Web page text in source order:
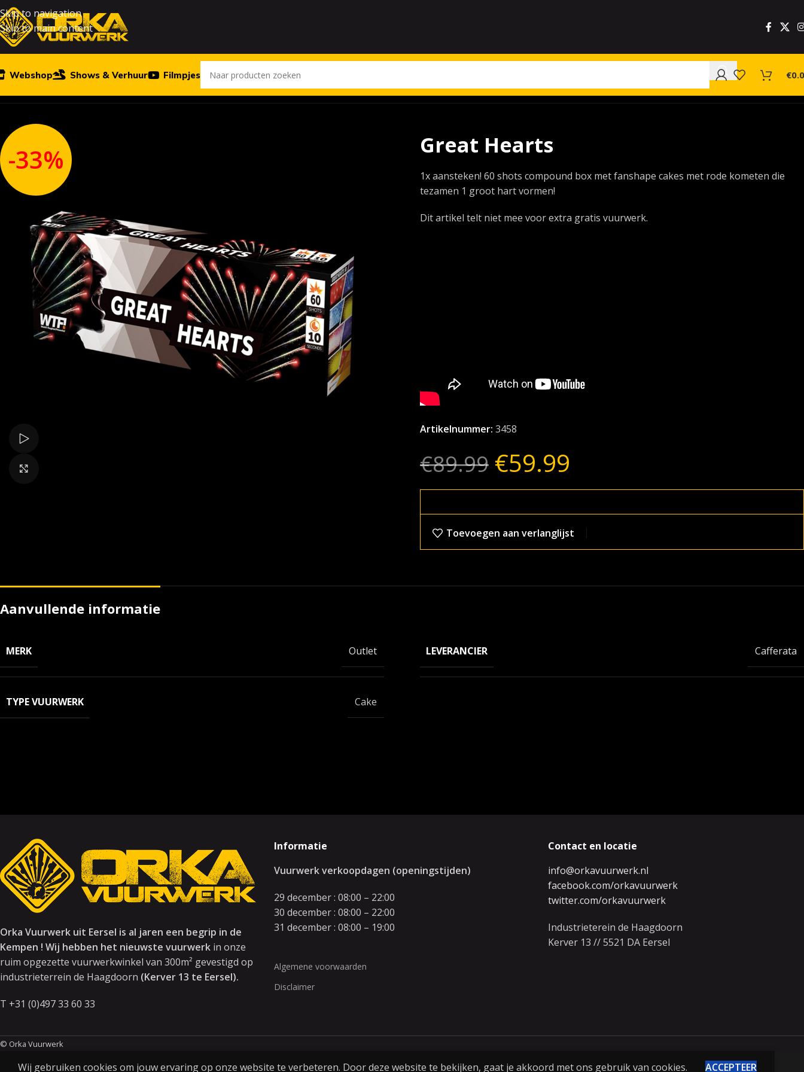
Skip to navigation
Skip to main content
Webshop Shows & Verhuur Filmpjes €
-33% Great Hearts
1x aansteken! 60 shots compound box met fanshape cakes met rode kometen die
tezamen 1 groot hart vormen!
Dit artikel telt niet mee voor extra gratis vuurwerk.
Artikelnummer: 3458
€89.99 €59.99
Toevoegen aan verlanglijst
Aanvullende informatie
MERK Outlet LEVERANCIER Cafferata
TYPE VUURWERK Cake
Orka Vuurwerk uit Eersel is al jaren een begrip in de
Kempen ! Wij hebben het nieuwste vuurwerk in onze
ruim opgezette vuurwerkwinkel van 300m² gevestigd op
industrieterrein de Haagdoorn (Kerver 13 te Eersel).
T +31 (0)497 33 60 33
Informatie
Vuurwerk verkoopdagen (openingstijden)
29 december : 08:00 – 22:00
30 december : 08:00 – 22:00
31 december : 08:00 – 19:00
Algemene voorwaarden
Disclaimer
Contact en locatie
info@orkavuurwerk.nl
facebook.com/orkavuurwerk
twitter.com/orkavuurwerk
Industrieterein de Haagdoorn
Kerver 13 // 5521 DA Eersel
© Orka Vuurwerk
Wij gebruiken cookies om jouw ervaring op onze website te verbeteren. Door deze website te bekijken, gaat je akkoord met ons gebruik van cookies. ACCEPTEER